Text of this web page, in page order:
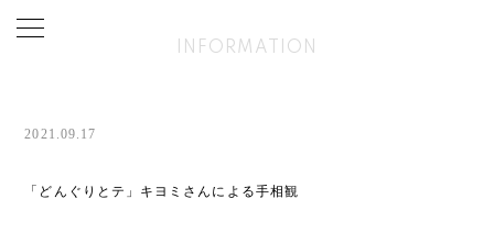
INFORMATION
2021.09.17
「どんぐりとテ」キヨミさんによる手相観